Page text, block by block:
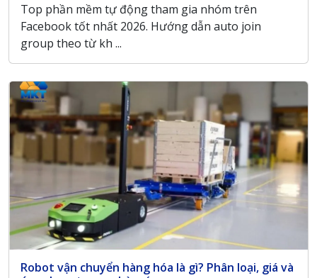
Top phần mềm tự động tham gia nhóm trên
Facebook tốt nhất 2026. Hướng dẫn auto join
group theo từ kh ...
Robot vận chuyển hàng hóa là gì? Phân loại, giá và